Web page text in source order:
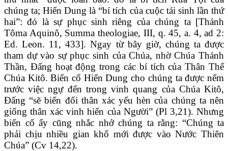
chúng ta; Hiển Dung là “bí tích của cuộc tái sinh lần thứ
hai”: đó là sự phục sinh riêng của chúng ta [Thánh
Tôma Aquinô, Summa theologiae, III, q. 45, a. 4, ad 2:
Ed. Leon. 11, 433]. Ngay từ bây giờ, chúng ta được
tham dự vào sự phục sinh của Chúa, nhờ Chúa Thánh
Thần, Đấng hoạt động trong các bí tích của Thân Thể
Chúa Kitô. Biến cố Hiển Dung cho chúng ta được nếm
trước việc ngự đến trong vinh quang của Chúa Kitô,
Đấng “sẽ biến đổi thân xác yếu hèn của chúng ta nên
giống thân xác vinh hiển của Người” (Pl 3,21). Nhưng
biến cố ấy cũng nhắc nhở chúng ta rằng: “Chúng ta
phải chịu nhiều gian khổ mới được vào Nước Thiên
Chúa” (Cv 14,22).